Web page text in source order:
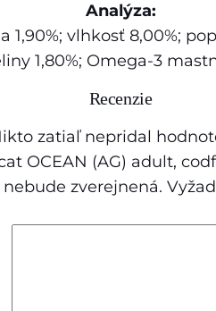
(
A
a
d
u
Analýza:
vlhkosť 8,00%;
1,80%; Omega-3
Recenzie
zatiaľ nepridal
OCEAN (AG) adult,
zverejnená.